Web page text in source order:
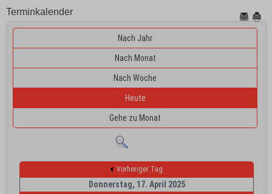
Terminkalender
Nach Jahr
Nach Monat
Nach Woche
Heute
Gehe zu Monat
Vorheriger Tag
Donnerstag, 17. April 2025